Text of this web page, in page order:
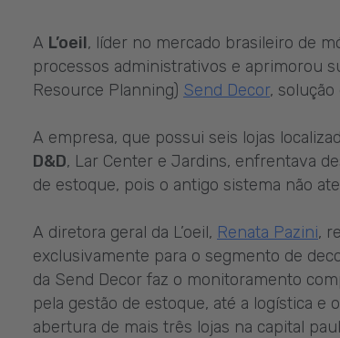
A L’oeil, líder no mercado brasileiro de
processos administrativos e aprimorou
Resource Planning) Send Decor,
A empresa, que possui seis lojas
D&D, Lar Center e Jardins, enfrentava
de estoque, pois o antigo sistema não
A diretora geral da L’oeil, Renata Pazini,
exclusivamente para o segmento de
da Send Decor faz o monitoramento
pela gestão de estoque, até a logística
abertura de mais três lojas na capital